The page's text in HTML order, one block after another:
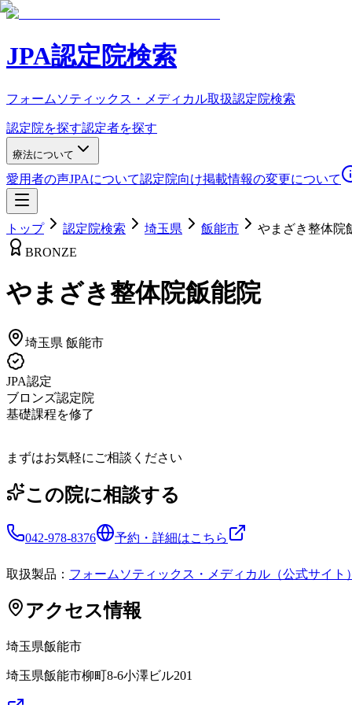
JPA認定院検索
フォームソティックス・メディカル取扱認定院検索
認定院を探す認定者を探す
療法について
愛用者の声JPAについて認定院向け掲載情報の変更について
トップ 認定院検索 埼玉県 飯能市
やまざき整体院
BRONZE
やまざき整体院飯能院
埼玉県 飯能市
JPA認定
ブロンズ認定院
基礎課程を修了
まずはお気軽にご相談ください
この院に相談する
042-978-8376 予約・詳細はこちら
取扱製品： フォームソティックス・メディカル（公式サイト
アクセス情報
埼玉県飯能市
埼玉県飯能市柳町8-6小澤ビル201